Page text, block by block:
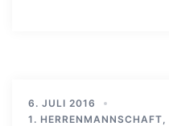
6. JULI 2016
1. HERRENMANNSCHAFT